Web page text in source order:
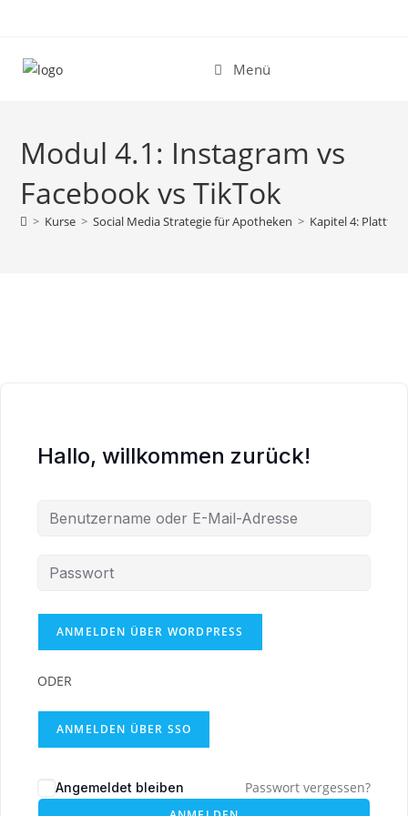
springen
Menü
Modul 4.1: Instagram vs
Facebook vs TikTok
> Kurse > Social Media Strategie für Apotheken > Kapitel 4:
Hallo, willkommen zurück!
ODER
ANMELDEN ÜBER SSO
Angemeldet bleiben Passwort vergessen?